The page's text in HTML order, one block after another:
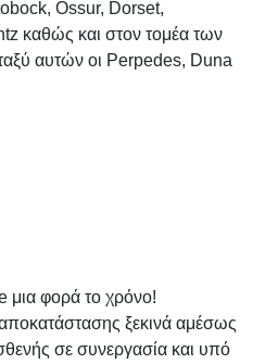
Ossur, Dorset,
καθώς και στον τομέα των
αυτών οι Perpedes, Duna
μια φορά το χρόνο!
ξεκινά αμέσως
σε συνεργασία και υπό